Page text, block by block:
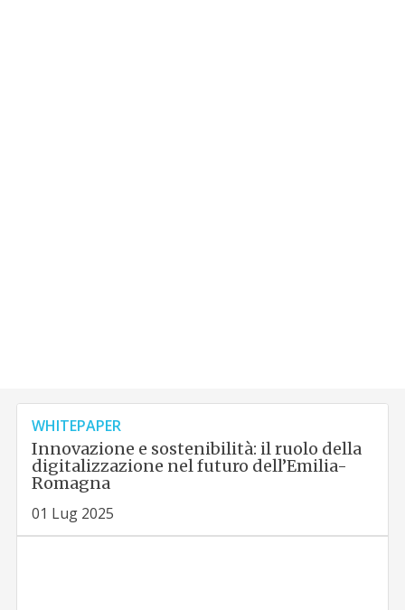
WHITEPAPER
Innovazione e sostenibilità: il ruolo della
digitalizzazione nel futuro dell’Emilia-
Romagna
01 Lug 2025